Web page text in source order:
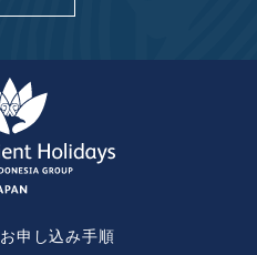
お申し込み手順